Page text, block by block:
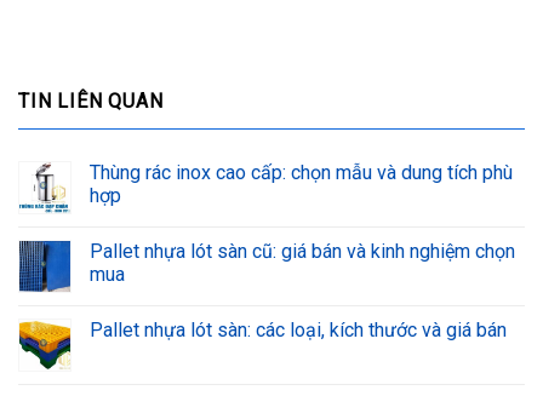
TIN LIÊN QUAN
Thùng rác inox cao cấp: chọn mẫu và dung tích phù
hợp
Pallet nhựa lót sàn cũ: giá bán và kinh nghiệm chọn
mua
Pallet nhựa lót sàn: các loại, kích thước và giá bán